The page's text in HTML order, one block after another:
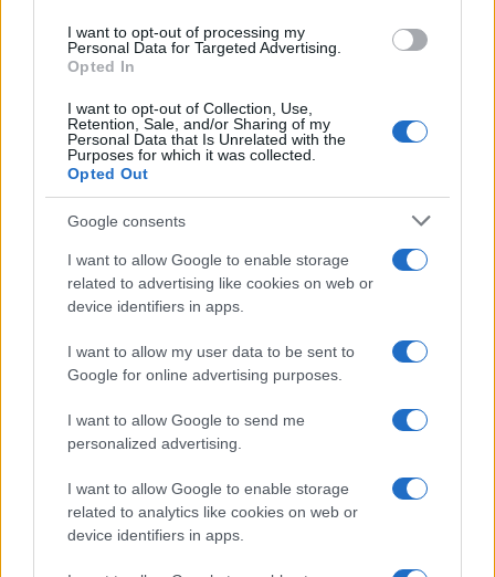
I want to opt-out of processing my
Personal Data for Targeted Advertising.
Opted In
I want to opt-out of Collection, Use,
Retention, Sale, and/or Sharing of my
Personal Data that Is Unrelated with the
Purposes for which it was collected.
Opted Out
Google consents
I want to allow Google to enable storage
related to advertising like cookies on web or
device identifiers in apps.
I want to allow my user data to be sent to
Google for online advertising purposes.
I want to allow Google to send me
personalized advertising.
I want to allow Google to enable storage
related to analytics like cookies on web or
device identifiers in apps.
#usvajanje #Bugarska
#sirotište
#rajan mors